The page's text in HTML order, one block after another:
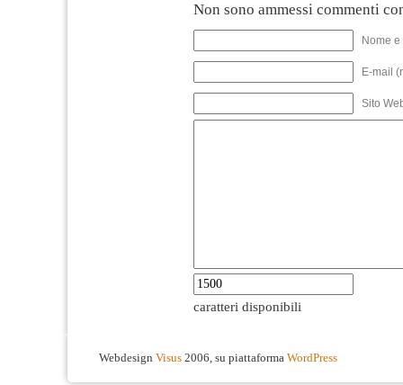
Non sono ammessi commenti
Nome
E-mail
Sito
caratteri disponibili
Webdesign Visus 2006, su piattaforma WordPress